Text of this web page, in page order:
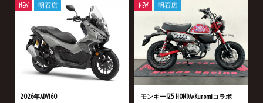
2026年ADV160
NEW 明石店
モンキー125 HONDA×Kuromiコラボ
NEW 明石店